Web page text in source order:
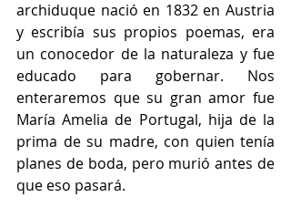
archiduque nació en 1832 en Austria
y escribía sus propios poemas, era
un conocedor de la naturaleza y fue
educado para gobernar. Nos
enteraremos que su gran amor fue
María Amelia de Portugal, hija de la
prima de su madre, con quien tenía
planes de boda, pero murió antes de
que eso pasará.